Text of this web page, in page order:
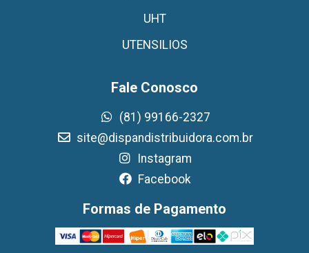
UHT
UTENSILIOS
Fale Conosco
(81) 99166-2327
site@dispandistribuidora.com.br
Instagram
Facebook
Formas de Pagamento